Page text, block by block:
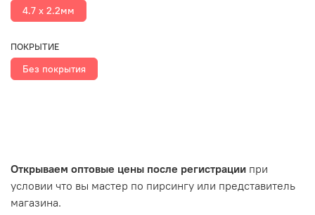
4.7 х 2.2мм
ПОКРЫТИЕ
Без покрытия
Открываем оптовые цены после регистрации при
условии что вы мастер по пирсингу или представитель
магазина.